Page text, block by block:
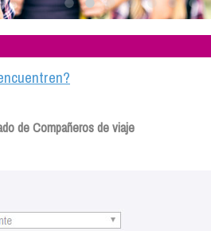
de Compañeros de viaje